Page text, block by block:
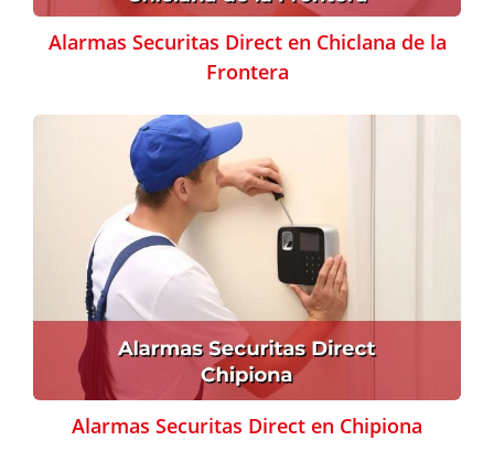
Alarmas Securitas Direct en Chiclana de la
Frontera
Alarmas Securitas Direct en Chipiona